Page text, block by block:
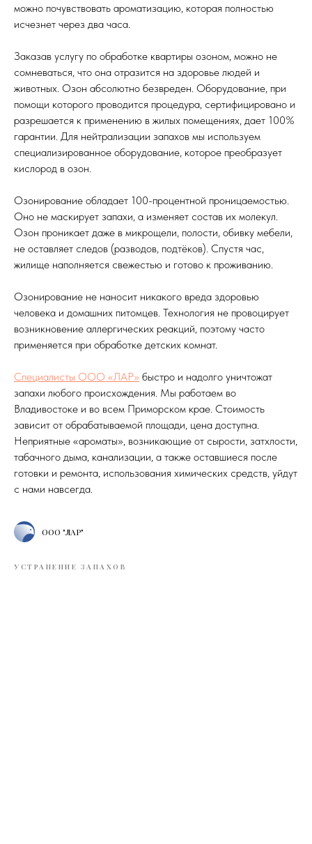
можно почувствовать ароматизацию, которая полностью
исчезнет через два часа.
Заказав услугу по обработке квартиры озоном, можно не
сомневаться, что она отразится на здоровье людей и
животных. Озон абсолютно безвреден. Оборудование, при
помощи которого проводится процедура, сертифицировано и
разрешается к применению в жилых помещениях, дает 100%
гарантии. Для нейтрализации запахов мы используем
специализированное оборудование, которое преобразует
кислород в озон.
Озонирование обладает 100-процентной проницаемостью.
Оно не маскирует запахи, а изменяет состав их молекул.
Озон проникает даже в микрощели, полости, обивку мебели,
не оставляет следов (разводов, подтёков). Спустя час,
жилище наполняется свежестью и готово к проживанию.
Озонирование не наносит никакого вреда здоровью
человека и домашних питомцев. Технология не провоцирует
возникновение аллергических реакций, поэтому часто
применяется при обработке детских комнат.
Специалисты ООО «ЛАР» быстро и надолго уничтожат
запахи любого происхождения. Мы работаем во
Владивостоке и во всем Приморском крае. Стоимость
зависит от обрабатываемой площади, цена доступна.
Неприятные «ароматы», возникающие от сырости, затхлости,
табачного дыма, канализации, а также оставшиеся после
готовки и ремонта, использования химических средств, уйдут
с нами навсегда.
ООО "ЛАР"
УСТРАНЕНИЕ ЗАПАХОВ